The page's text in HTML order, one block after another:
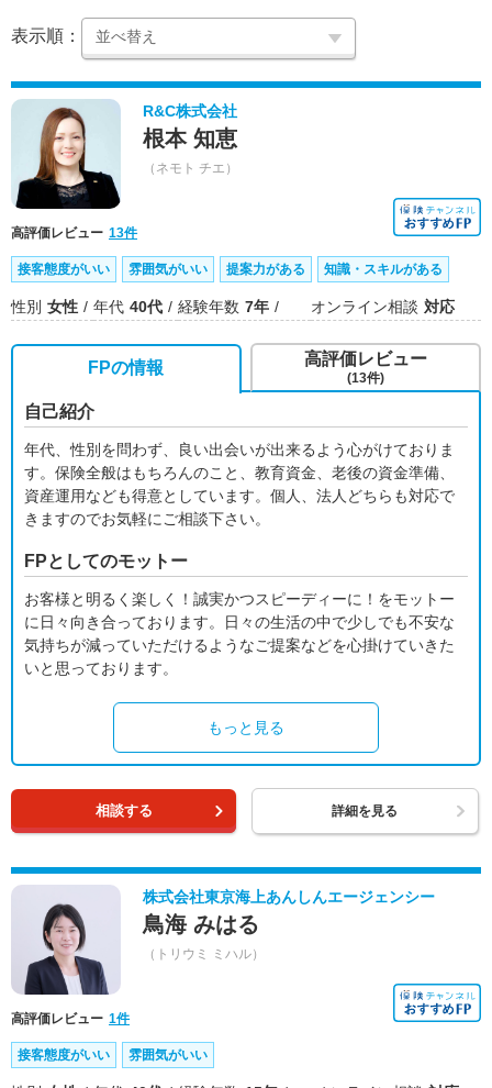
表示順：
R&C株式会社
根本 知恵
（ネモト チエ）
高評価レビュー 13件
接客態度がいい 雰囲気がいい 提案力がある 知識・スキルがある
性別 女性 年代 40代 経験年数 7年 オンライン相談 対応
FPの情報
自己紹介
年代、性別を問わず、良い出会いが出来るよう心がけておりま
す。保険全般はもちろんのこと、教育資金、老後の資金準備、
資産運用なども得意としています。個人、法人どちらも対応で
きますのでお気軽にご相談下さい。
FPとしてのモットー
お客様と明るく楽しく！誠実かつスピーディーに！をモットー
に日々向き合っております。日々の生活の中で少しでも不安な
気持ちが減っていただけるようなご提案などを心掛けていきた
いと思っております。
もっと見る
高評価レビュー
(13件)
相談する 詳細を見る
株式会社東京海上あんしんエージェンシー
鳥海 みはる
（トリウミ ミハル）
高評価レビュー 1件
接客態度がいい 雰囲気がいい